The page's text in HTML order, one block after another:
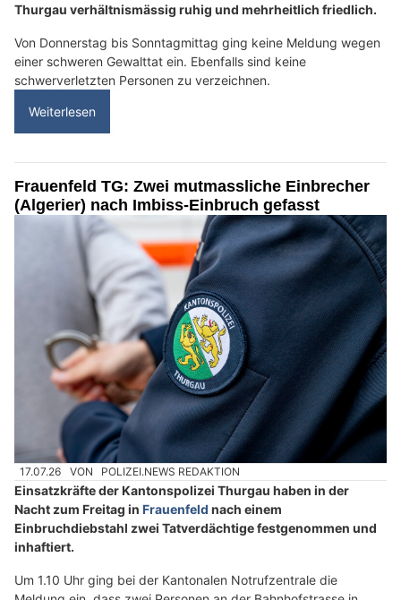
Thurgau verhältnismässig ruhig und mehrheitlich friedlich.
Von Donnerstag bis Sonntagmittag ging keine Meldung wegen
einer schweren Gewalttat ein. Ebenfalls sind keine
schwerverletzten Personen zu verzeichnen.
Weiterlesen
Frauenfeld TG: Zwei mutmassliche Einbrecher
(Algerier) nach Imbiss-Einbruch gefasst
17.07.26 VON POLIZEI.NEWS REDAKTION
Einsatzkräfte der Kantonspolizei Thurgau haben in der
Nacht zum Freitag in Frauenfeld nach einem
Einbruchdiebstahl zwei Tatverdächtige festgenommen und
inhaftiert.
Um 1.10 Uhr ging bei der Kantonalen Notrufzentrale die